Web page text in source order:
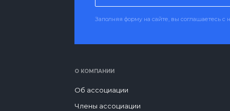
Заполняя форму на сайте, вы соглашаетесь
О КОМПАНИИ
Об ассоциации
Члены ассоциации